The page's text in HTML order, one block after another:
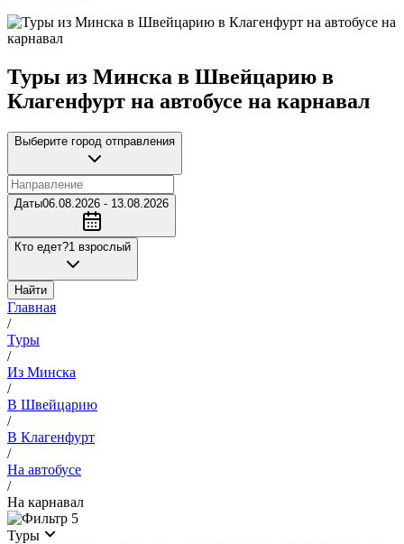
Туры из Минска в Швейцарию в
Клагенфурт на автобусе на карнавал
Выберите город отправления
Даты06.08.2026 - 13.08.2026
Кто едет?1 взрослый
Найти
Главная
/
Туры
/
Из Минска
/
В Швейцарию
/
В Клагенфурт
/
На автобусе
/
На карнавал
5
Туры